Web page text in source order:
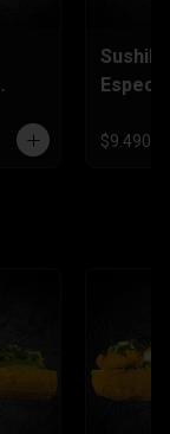
$9.490